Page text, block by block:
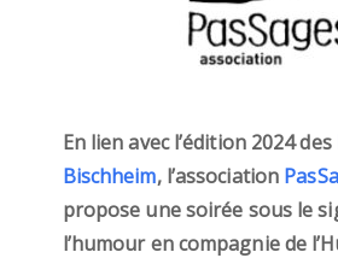
En lien avec l’édition 2024 des
Bischheim, l’association
propose une soirée sous le
l’humour en compagnie de